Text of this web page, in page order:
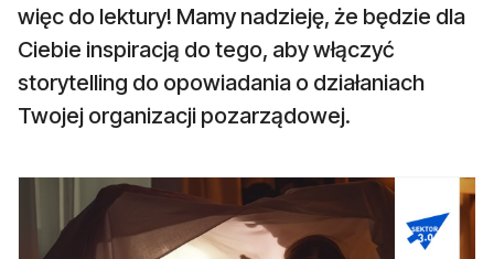
więc do lektury! Mamy nadzieję, że będzie dla
Ciebie inspiracją do tego, aby włączyć
storytelling do opowiadania o działaniach
Twojej organizacji pozarządowej.